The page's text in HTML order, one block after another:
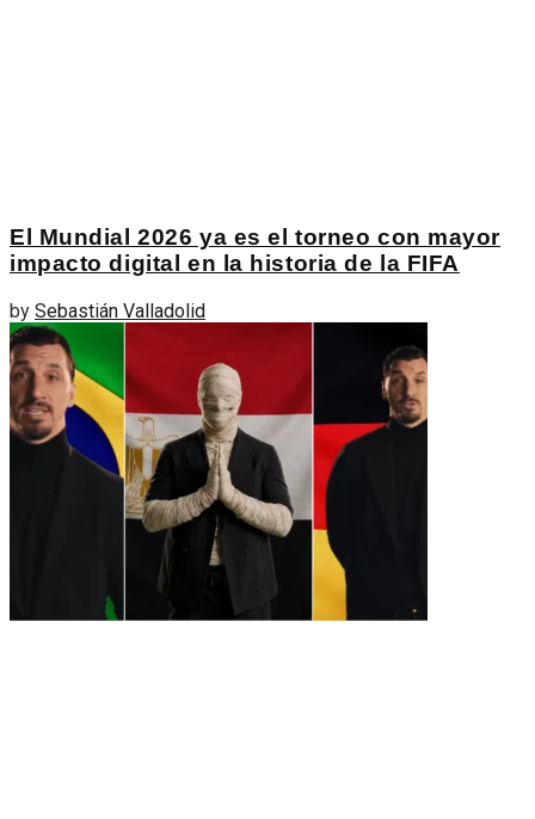
El Mundial 2026 ya es el torneo con mayor
impacto digital en la historia de la FIFA
by Sebastián Valladolid